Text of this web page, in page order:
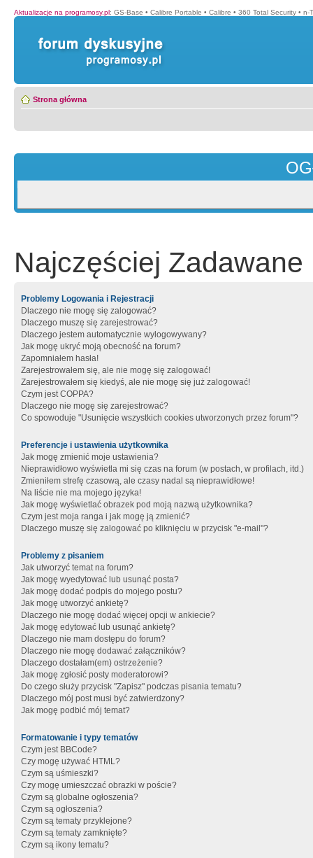
Aktualizacje na programosy.pl: GS-Base • Calibre Portable • Calibre • 360 Total Security • n-
Strona główna
Najczęściej Zadawane
Problemy Logowania i Rejestracji
Dlaczego nie mogę się zalogować?
Dlaczego muszę się zarejestrować?
Dlaczego jestem automatycznie wylogowywany?
Jak mogę ukryć moją obecność na forum?
Zapomniałem hasła!
Zarejestrowałem się, ale nie mogę się zalogować!
Zarejestrowałem się kiedyś, ale nie mogę się już zalogować!
Czym jest COPPA?
Dlaczego nie mogę się zarejestrować?
Co spowoduje "Usunięcie wszystkich cookies utworzonych przez forum"?
Preferencje i ustawienia użytkownika
Jak mogę zmienić moje ustawienia?
Nieprawidłowo wyświetla mi się czas na forum (w postach, w profilach, itd.)
Zmieniłem strefę czasową, ale czasy nadal są nieprawidłowe!
Na liście nie ma mojego języka!
Jak mogę wyświetlać obrazek pod moją nazwą użytkownika?
Czym jest moja ranga i jak mogę ją zmienić?
Dlaczego muszę się zalogować po kliknięciu w przycisk "e-mail"?
Problemy z pisaniem
Jak utworzyć temat na forum?
Jak mogę wyedytować lub usunąć posta?
Jak mogę dodać podpis do mojego postu?
Jak mogę utworzyć ankietę?
Dlaczego nie mogę dodać więcej opcji w ankiecie?
Jak mogę edytować lub usunąć ankietę?
Dlaczego nie mam dostępu do forum?
Dlaczego nie mogę dodawać załączników?
Dlaczego dostałam(em) ostrzeżenie?
Jak mogę zgłosić posty moderatorowi?
Do czego służy przycisk "Zapisz" podczas pisania tematu?
Dlaczego mój post musi być zatwierdzony?
Jak mogę podbić mój temat?
Formatowanie i typy tematów
Czym jest BBCode?
Czy mogę używać HTML?
Czym są uśmieszki?
Czy mogę umieszczać obrazki w poście?
Czym są globalne ogłoszenia?
Czym są ogłoszenia?
Czym są tematy przyklejone?
Czym są tematy zamknięte?
Czym są ikony tematu?